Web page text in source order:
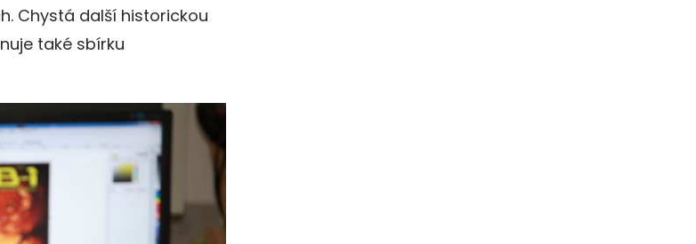
Chystá další historickou
také sbírku